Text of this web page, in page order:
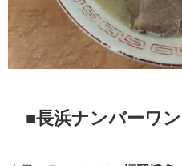
■長浜ナンバーワン